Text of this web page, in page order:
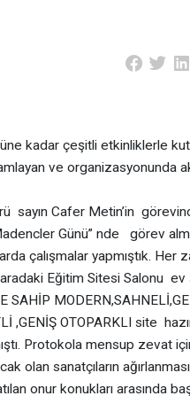
kadar çeşitli etkinliklerle
ve organizasyonunda
Cafer Metin’in
Günü” nde görev
çalışmalar yapmıştık. Her
Eğitim Sitesi Salonu ev
SAHİP
,GENİŞ OTOPARKLI site
Protokola mensup zevat
olan sanatçıların
onur konukları arasında